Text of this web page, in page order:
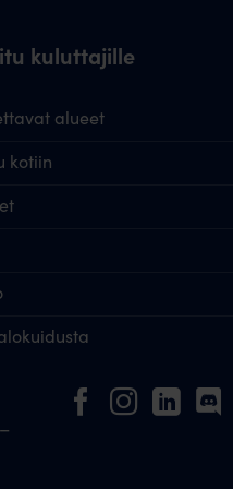
kuluttajille
alueet
kotiin